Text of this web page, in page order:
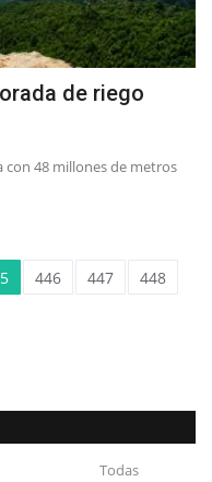
de riego
con 48 millones de metros
446 447
448
Todas